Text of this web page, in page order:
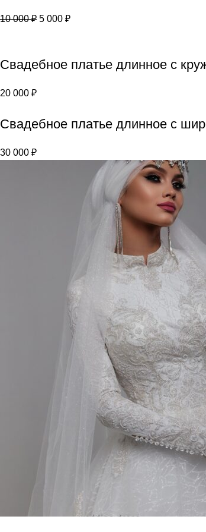
10 000₽ 5 000 ₽
Свадебное платье длинное с
20 000 ₽
Свадебное платье длинное с
30 000 ₽